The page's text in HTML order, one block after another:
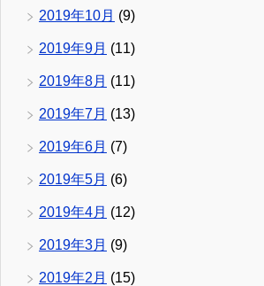
2019年10月 (9)
2019年9月 (11)
2019年8月 (11)
2019年7月 (13)
2019年6月 (7)
2019年5月 (6)
2019年4月 (12)
2019年3月 (9)
2019年2月 (15)